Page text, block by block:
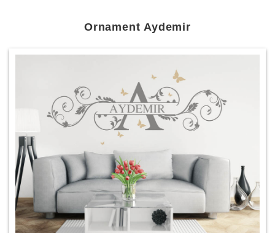
Ornament Aydemir